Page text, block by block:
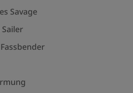
Savage
Sailer